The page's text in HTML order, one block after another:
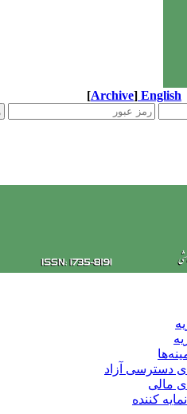
English
[Archive]
دسترسی آزاد
مالی
کننده